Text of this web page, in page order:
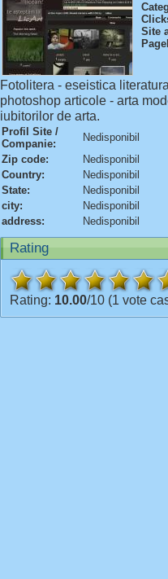
Site
Fotolitera - eseistica
photoshop articole - arta
iubitorilor de arta.
Profil Site /
Companie:
Nedisponibil
Zip code:
Nedisponibil
Country:
Nedisponibil
State:
Nedisponibil
city:
Nedisponibil
address:
Nedisponibil
Rating
Rating: 10.00/10 (1 vote